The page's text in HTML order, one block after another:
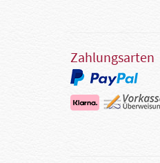
Zahlungsarten